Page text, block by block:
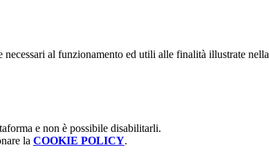
al funzionamento ed utili alle finalità illustrate nella
e non è possibile disabilitarli.
la COOKIE POLICY.